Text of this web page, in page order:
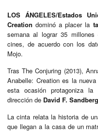
LOS ÁNGELES/Estados
Creation dominó a placer la
semana al lograr 35
cines, de acuerdo con los
Mojo.
Tras The Conjuring (2013),
Anabelle: Creation es la
esta ocasión protagoniza la
dirección de David F. Sandberg
La cinta relata la historia de
que llegan a la casa de un